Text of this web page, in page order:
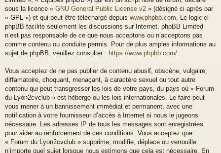
sous la licence « GNU General Public License v2 » (désigné ci-après par
« GPL ») et qui peut être téléchargé depuis www.phpbb.com. Le logiciel
phpBB facilite seulement les discussions sur Internet. phpBB Limited
n’est pas responsable de ce que nous acceptons ou n’acceptons pas
comme contenu ou conduite permis. Pour de plus amples informations au
sujet de phpBB, veuillez consulter : https://www.phpbb.com/.
Vous acceptez de ne pas publier de contenu abusif, obscène, vulgaire,
diffamatoire, choquant, menaçant, à caractère sexuel ou tout autre
contenu qui peut transgresser les lois de votre pays, du pays où « Forum
du Lyon2cvclub » est hébergé ou les lois internationales. Le faire peut
vous mener à un bannissement immédiat et permanent, avec une
notification à votre fournisseur d’accès à Internet si nous le jugeons
nécessaire. Les adresses IP de tous les messages sont enregistrées
pour aider au renforcement de ces conditions. Vous acceptez que
« Forum du Lyon2cvclub » supprime, modifie, déplace ou verrouille
n’importe quel sujet lorsque nous estimons que cela est nécessaire. En